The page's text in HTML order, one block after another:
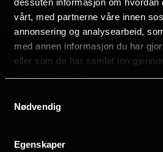
dessuten informasjon om hvordan
vårt, med partnerne våre innen
annonsering og analysearbeid,
med annen informasjon du har
eller som de har samlet inn
Nødvendig
Egenskaper
Språk
ES
Sjanger
Selmer Media
Se mer